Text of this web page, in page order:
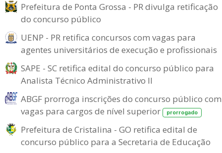
Prefeitura de Ponta Grossa - PR divulga retificação
do concurso público
UENP - PR retifica concursos com vagas para
agentes universitários de execução e profissionais
SAPE - SC retifica edital do concurso público para
Analista Técnico Administrativo II
ABGF prorroga inscrições do concurso público com
vagas para cargos de nível superior
prorrogado
Prefeitura de Cristalina - GO retifica edital de
concurso público para a Secretaria de Educação